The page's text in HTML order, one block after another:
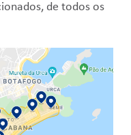
de todos os